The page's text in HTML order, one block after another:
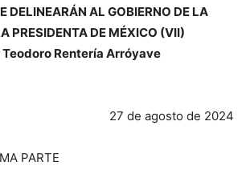
DELINEARÁN AL GOBIERNO DE LA
PRESIDENTA DE MÉXICO (VII)
Teodoro Rentería Arróyave
27 de agosto de 2024
PARTE